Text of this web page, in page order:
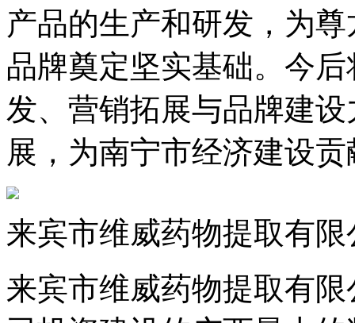
产品的生产和研发，为
品牌奠定坚实基础。今
发、营销拓展与品牌建
展，为南宁市经济建设
来宾市维威药物提取有限
来宾市维威药物提取有